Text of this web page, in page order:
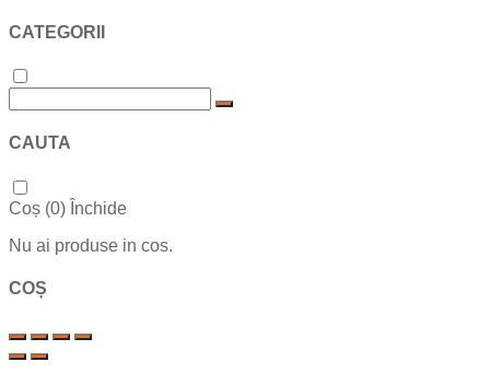
CATEGORII
CAUTA
Coș (0) Închide
Nu ai produse in cos.
COȘ